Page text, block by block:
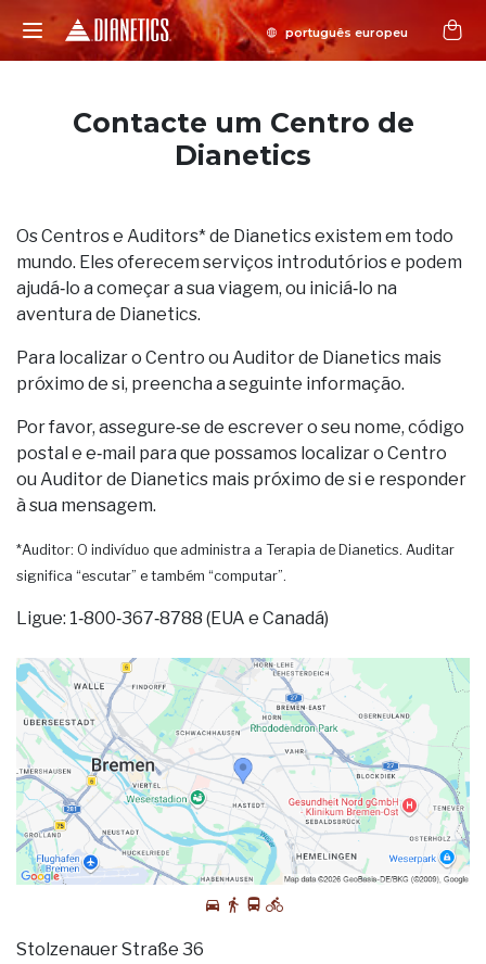
Contacte um Centro de
Dianetics
Os Centros e Auditors* de Dianetics existem em todo
mundo. Eles oferecem serviços introdutórios e podem
ajudá‑lo a começar a sua viagem, ou iniciá‑lo na
aventura de Dianetics.
Para localizar o Centro ou Auditor de Dianetics mais
próximo de si, preencha a seguinte informação.
Por favor, assegure‑se de escrever o seu nome, código
postal e e‑mail para que possamos localizar o Centro
ou Auditor de Dianetics mais próximo de si e responder
à sua mensagem.
*Auditor: O indivíduo que administra a Terapia de Dianetics. Auditar
significa “escutar” e também “computar”.
Ligue: 1‑800‑367‑8788 (EUA e Canadá)
Stolzenauer Straße 36